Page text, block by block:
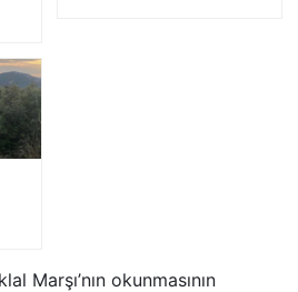
Marşı’nın okunmasının